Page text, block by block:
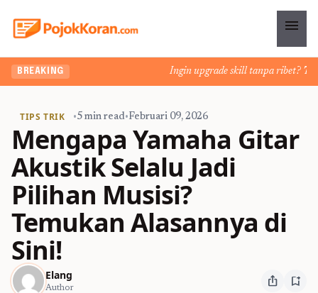
menu
BREAKING Ingin upgrade skill tanpa ribet?
TIPS TRIK •5 min read•Februari 09, 2026
Mengapa Yamaha Gitar
Akustik Selalu Jadi
Pilihan Musisi?
Temukan Alasannya di
Sini!
Elang
Author ios_share bookmark_add